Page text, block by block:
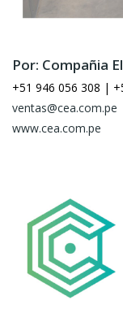
Por: Compañia
+51 946 056 308 |
ventas@cea.com.pe
www.cea.com.pe